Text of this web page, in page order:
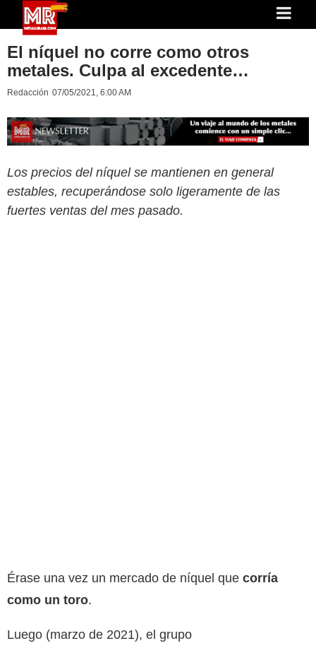
El níquel no corre como otros
metales. Culpa al excedente…
Redacción 07/05/2021, 6:00 AM
Los precios del níquel se mantienen en general
estables, recuperándose solo ligeramente de las
fuertes ventas del mes pasado.
Érase una vez un mercado de níquel que corría
como un toro.
Luego (marzo de 2021), el grupo